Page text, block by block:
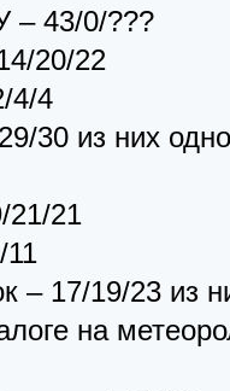
– 43/0/???
20/22
4/4
30 из них
21/21
– 17/19/23 из
на